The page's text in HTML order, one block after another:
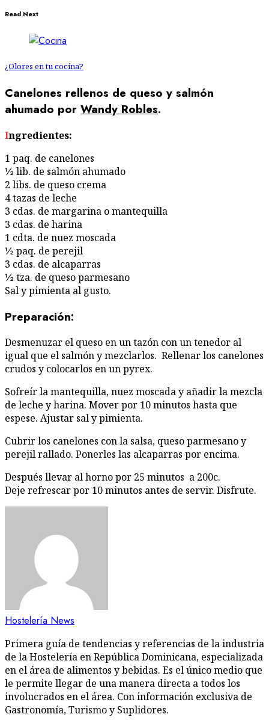
Read Next
¿Olores en tu cocina?
Canelones rellenos de queso y salmón
ahumado por Wandy Robles.
Ingredientes:
1 paq. de canelones
½ lib. de salmón ahumado
2 libs. de queso crema
4 tazas de leche
3 cdas. de margarina o mantequilla
3 cdas. de harina
1 cdta. de nuez moscada
½ paq. de perejil
3 cdas. de alcaparras
½ tza. de queso parmesano
Sal y pimienta al gusto.
Preparación:
Desmenuzar el queso en un tazón con un tenedor al
igual que el salmón y mezclarlos. Rellenar los canelones
crudos y colocarlos en un pyrex.
Sofreír la mantequilla, nuez moscada y añadir la mezcla
de leche y harina. Mover por 10 minutos hasta que
espese. Ajustar sal y pimienta.
Cubrir los canelones con la salsa, queso parmesano y
perejil rallado. Ponerles las alcaparras por encima.
Después llevar al horno por 25 minutos a 200c.
Deje refrescar por 10 minutos antes de servir. Disfrute.
Hostelería News
Primera guía de tendencias y referencias de la industria
de la Hostelería en República Dominicana, especializada
en el área de alimentos y bebidas. Es el único medio que
le permite llegar de una manera directa a todos los
involucrados en el área. Con información exclusiva de
Gastronomía, Turismo y Suplidores.